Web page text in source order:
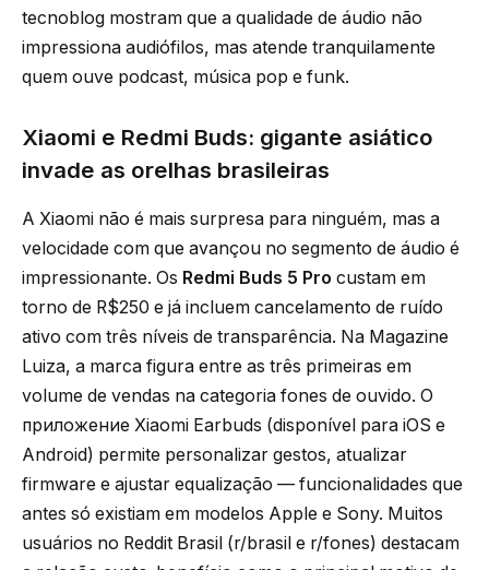
tecnoblog mostram que a qualidade de áudio não
impressiona audiófilos, mas atende tranquilamente
quem ouve podcast, música pop e funk.
Xiaomi e Redmi Buds: gigante asiático
invade as orelhas brasileiras
A Xiaomi não é mais surpresa para ninguém, mas a
velocidade com que avançou no segmento de áudio é
impressionante. Os Redmi Buds 5 Pro custam em
torno de R$250 e já incluem cancelamento de ruído
ativo com três níveis de transparência. Na Magazine
Luiza, a marca figura entre as três primeiras em
volume de vendas na categoria fones de ouvido. O
приложение Xiaomi Earbuds (disponível para iOS e
Android) permite personalizar gestos, atualizar
firmware e ajustar equalização — funcionalidades que
antes só existiam em modelos Apple e Sony. Muitos
usuários no Reddit Brasil (r/brasil e r/fones) destacam